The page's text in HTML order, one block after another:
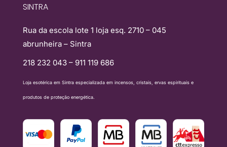
SINTRA
Rua da escola lote 1 loja esq. 2710 – 045
abrunheira – Sintra
218 232 043 – 911 119 686
Loja esotérica em Sintra especializada em incensos, cristais, ervas espirituais e
produtos de proteção energética.